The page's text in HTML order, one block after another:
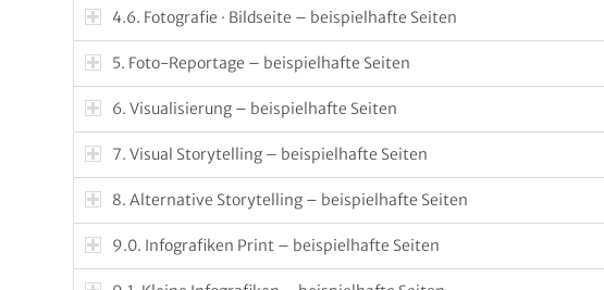
4.6. Fotografie · Bildseite – beispielhafte Seiten
5. Foto-Reportage – beispielhafte Seiten
6. Visualisierung – beispielhafte Seiten
7. Visual Storytelling – beispielhafte Seiten
8. Alternative Storytelling – beispielhafte Seiten
9.0. Infografiken Print – beispielhafte Seiten